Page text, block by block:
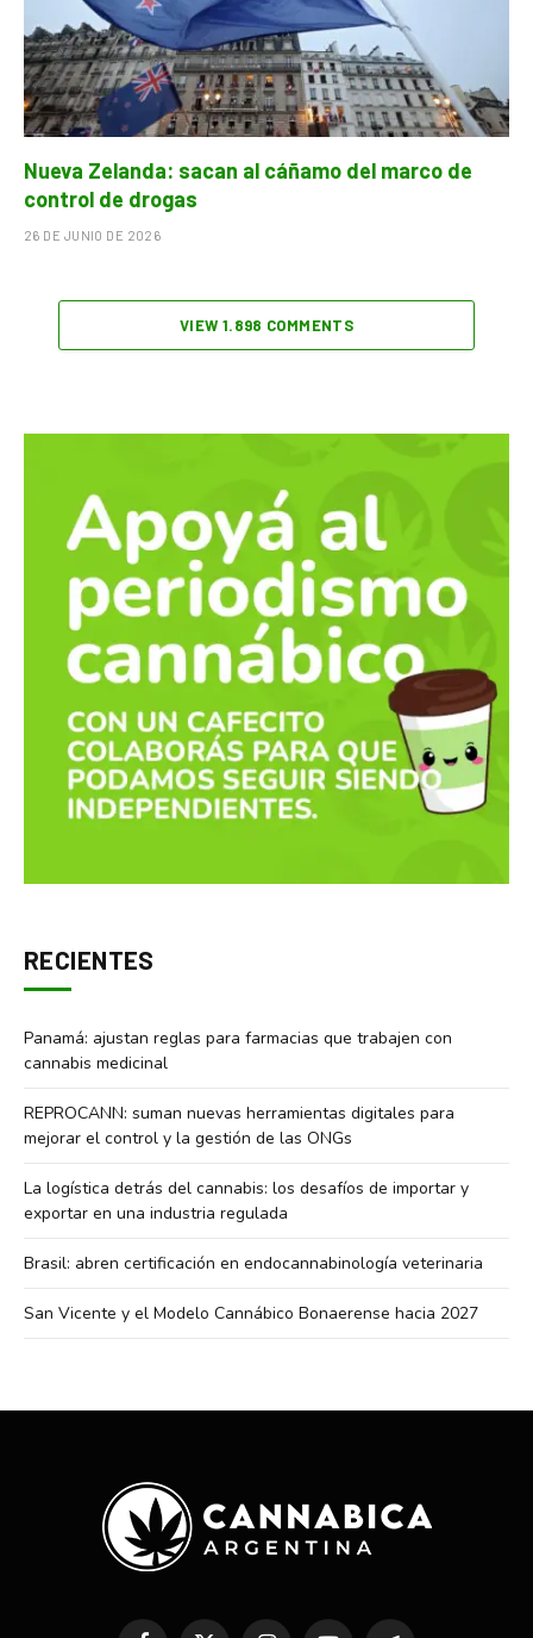
Nueva Zelanda: sacan al cáñamo del marco de
control de drogas
26 DE JUNIO DE 2026
VIEW 1.898 COMMENTS
RECIENTES
Panamá: ajustan reglas para farmacias que trabajen con
cannabis medicinal
REPROCANN: suman nuevas herramientas digitales para
mejorar el control y la gestión de las ONGs
La logística detrás del cannabis: los desafíos de importar y
exportar en una industria regulada
Brasil: abren certificación en endocannabinología veterinaria
San Vicente y el Modelo Cannábico Bonaerense hacia 2027